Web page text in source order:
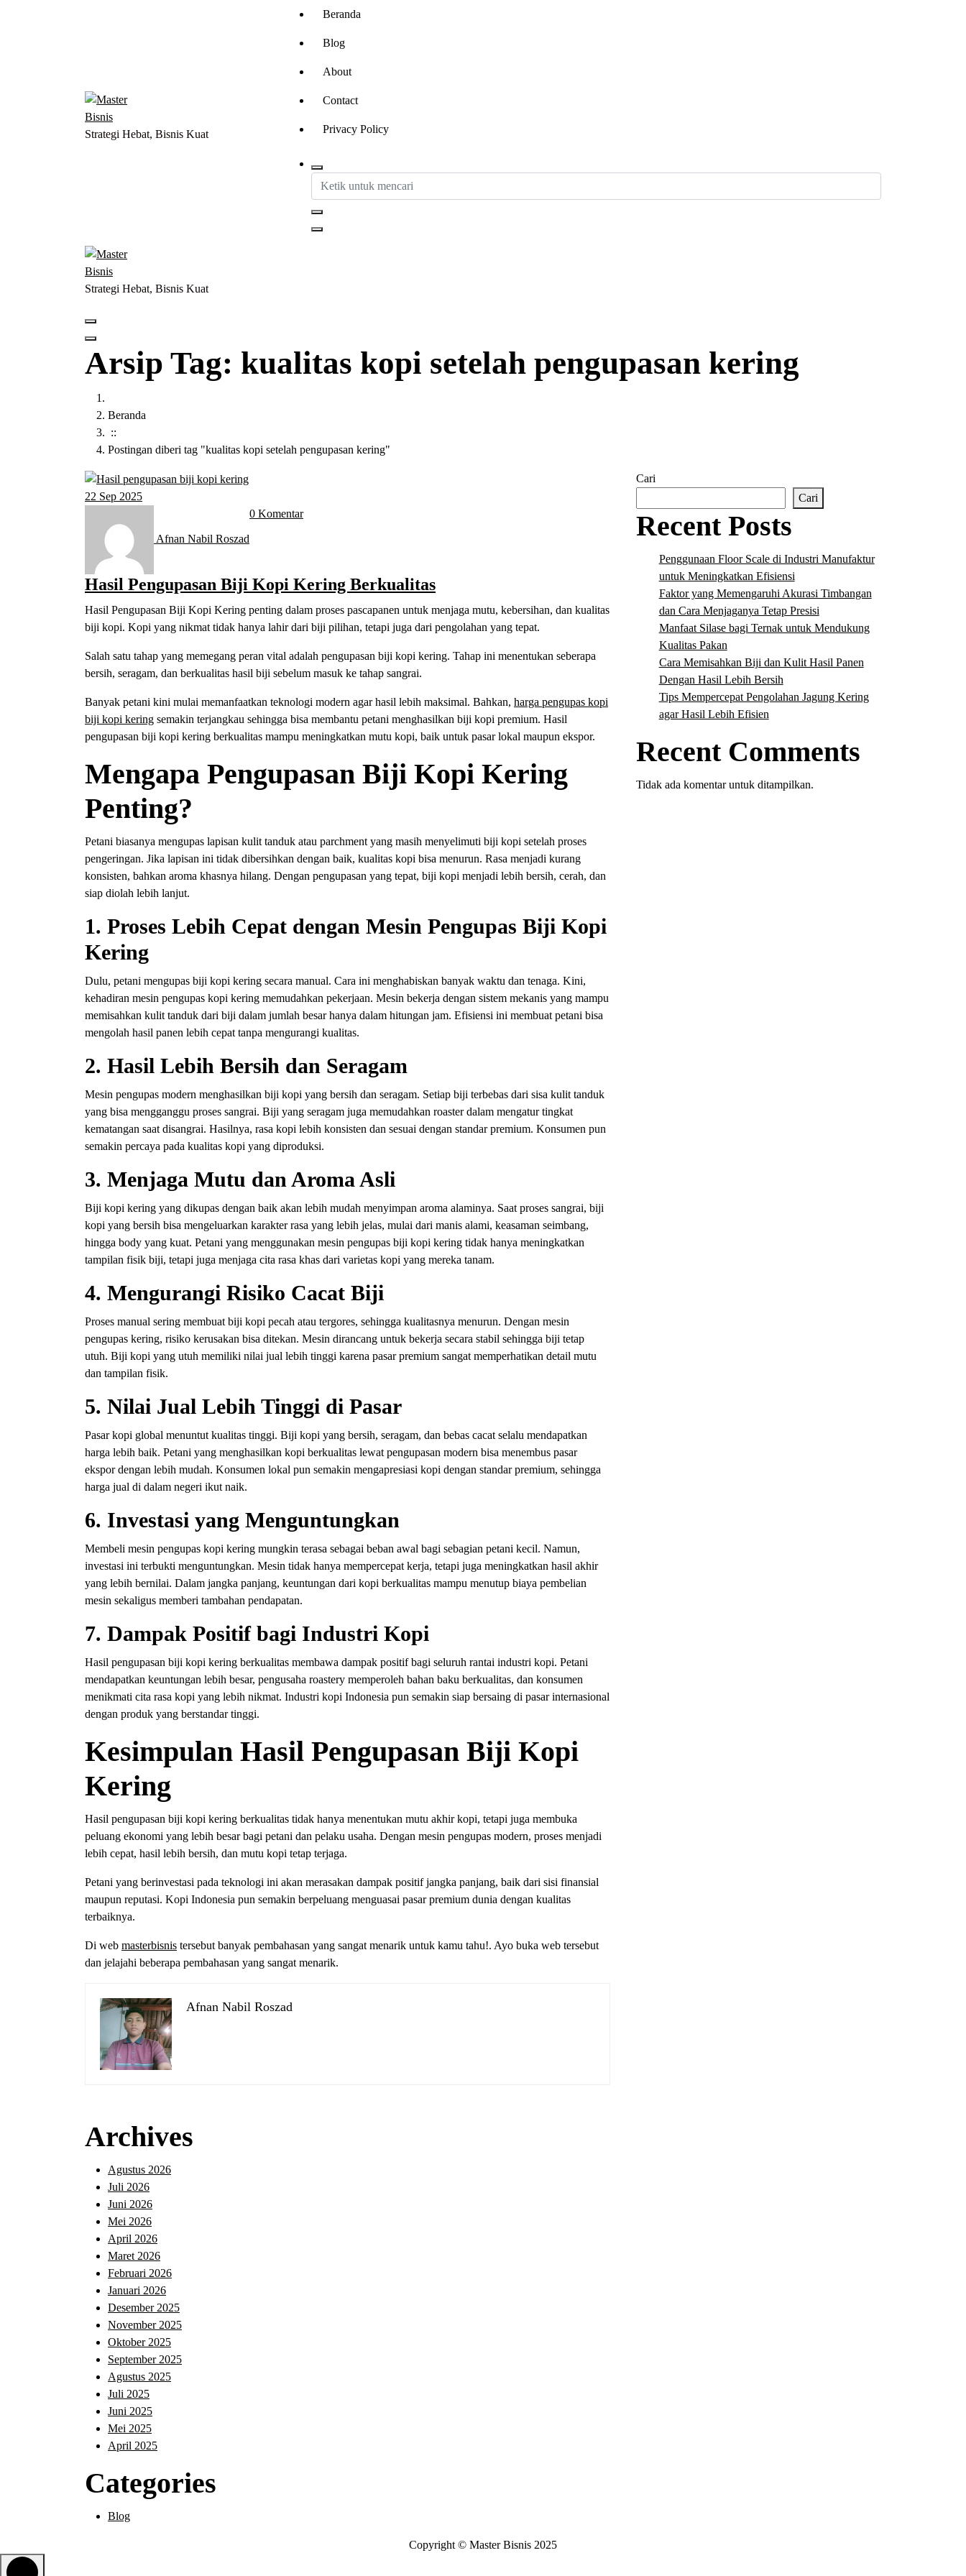
Strategi Hebat, Bisnis Kuat
Beranda
Blog
About
Contact
Privacy Policy
Strategi Hebat, Bisnis Kuat
Arsip Tag: kualitas kopi setelah pengupasan kering
Beranda
::
Postingan diberi tag "kualitas kopi setelah pengupasan kering"
22 Sep 2025
Afnan Nabil Roszad
0 Komentar
Hasil Pengupasan Biji Kopi Kering Berkualitas
Hasil Pengupasan Biji Kopi Kering penting dalam proses pascapanen untuk menjaga mutu, kebersihan, dan kualitas
biji kopi. Kopi yang nikmat tidak hanya lahir dari biji pilihan, tetapi juga dari pengolahan yang tepat.
Salah satu tahap yang memegang peran vital adalah pengupasan biji kopi kering. Tahap ini menentukan seberapa
bersih, seragam, dan berkualitas hasil biji sebelum masuk ke tahap sangrai.
Banyak petani kini mulai memanfaatkan teknologi modern agar hasil lebih maksimal. Bahkan, harga pengupas kopi
biji kopi kering semakin terjangkau sehingga bisa membantu petani menghasilkan biji kopi premium. Hasil
pengupasan biji kopi kering berkualitas mampu meningkatkan mutu kopi, baik untuk pasar lokal maupun ekspor.
Mengapa Pengupasan Biji Kopi Kering
Penting?
Petani biasanya mengupas lapisan kulit tanduk atau parchment yang masih menyelimuti biji kopi setelah proses
pengeringan. Jika lapisan ini tidak dibersihkan dengan baik, kualitas kopi bisa menurun. Rasa menjadi kurang
konsisten, bahkan aroma khasnya hilang. Dengan pengupasan yang tepat, biji kopi menjadi lebih bersih, cerah, dan
siap diolah lebih lanjut.
1. Proses Lebih Cepat dengan Mesin Pengupas Biji Kopi
Kering
Dulu, petani mengupas biji kopi kering secara manual. Cara ini menghabiskan banyak waktu dan tenaga. Kini,
kehadiran mesin pengupas kopi kering memudahkan pekerjaan. Mesin bekerja dengan sistem mekanis yang mampu
memisahkan kulit tanduk dari biji dalam jumlah besar hanya dalam hitungan jam. Efisiensi ini membuat petani bisa
mengolah hasil panen lebih cepat tanpa mengurangi kualitas.
2. Hasil Lebih Bersih dan Seragam
Mesin pengupas modern menghasilkan biji kopi yang bersih dan seragam. Setiap biji terbebas dari sisa kulit tanduk
yang bisa mengganggu proses sangrai. Biji yang seragam juga memudahkan roaster dalam mengatur tingkat
kematangan saat disangrai. Hasilnya, rasa kopi lebih konsisten dan sesuai dengan standar premium. Konsumen pun
semakin percaya pada kualitas kopi yang diproduksi.
3. Menjaga Mutu dan Aroma Asli
Biji kopi kering yang dikupas dengan baik akan lebih mudah menyimpan aroma alaminya. Saat proses sangrai, biji
kopi yang bersih bisa mengeluarkan karakter rasa yang lebih jelas, mulai dari manis alami, keasaman seimbang,
hingga body yang kuat. Petani yang menggunakan mesin pengupas biji kopi kering tidak hanya meningkatkan
tampilan fisik biji, tetapi juga menjaga cita rasa khas dari varietas kopi yang mereka tanam.
4. Mengurangi Risiko Cacat Biji
Proses manual sering membuat biji kopi pecah atau tergores, sehingga kualitasnya menurun. Dengan mesin
pengupas kering, risiko kerusakan bisa ditekan. Mesin dirancang untuk bekerja secara stabil sehingga biji tetap
utuh. Biji kopi yang utuh memiliki nilai jual lebih tinggi karena pasar premium sangat memperhatikan detail mutu
dan tampilan fisik.
5. Nilai Jual Lebih Tinggi di Pasar
Pasar kopi global menuntut kualitas tinggi. Biji kopi yang bersih, seragam, dan bebas cacat selalu mendapatkan
harga lebih baik. Petani yang menghasilkan kopi berkualitas lewat pengupasan modern bisa menembus pasar
ekspor dengan lebih mudah. Konsumen lokal pun semakin mengapresiasi kopi dengan standar premium, sehingga
harga jual di dalam negeri ikut naik.
6. Investasi yang Menguntungkan
Membeli mesin pengupas kopi kering mungkin terasa sebagai beban awal bagi sebagian petani kecil. Namun,
investasi ini terbukti menguntungkan. Mesin tidak hanya mempercepat kerja, tetapi juga meningkatkan hasil akhir
yang lebih bernilai. Dalam jangka panjang, keuntungan dari kopi berkualitas mampu menutup biaya pembelian
mesin sekaligus memberi tambahan pendapatan.
7. Dampak Positif bagi Industri Kopi
Hasil pengupasan biji kopi kering berkualitas membawa dampak positif bagi seluruh rantai industri kopi. Petani
mendapatkan keuntungan lebih besar, pengusaha roastery memperoleh bahan baku berkualitas, dan konsumen
menikmati cita rasa kopi yang lebih nikmat. Industri kopi Indonesia pun semakin siap bersaing di pasar internasional
dengan produk yang berstandar tinggi.
Kesimpulan Hasil Pengupasan Biji Kopi
Kering
Hasil pengupasan biji kopi kering berkualitas tidak hanya menentukan mutu akhir kopi, tetapi juga membuka
peluang ekonomi yang lebih besar bagi petani dan pelaku usaha. Dengan mesin pengupas modern, proses menjadi
lebih cepat, hasil lebih bersih, dan mutu kopi tetap terjaga.
Petani yang berinvestasi pada teknologi ini akan merasakan dampak positif jangka panjang, baik dari sisi finansial
maupun reputasi. Kopi Indonesia pun semakin berpeluang menguasai pasar premium dunia dengan kualitas
terbaiknya.
Di web masterbisnis tersebut banyak pembahasan yang sangat menarik untuk kamu tahu!. Ayo buka web tersebut
dan jelajahi beberapa pembahasan yang sangat menarik.
Afnan Nabil Roszad
Cari
Cari
Recent Posts
Penggunaan Floor Scale di Industri Manufaktur
untuk Meningkatkan Efisiensi
Faktor yang Memengaruhi Akurasi Timbangan
dan Cara Menjaganya Tetap Presisi
Manfaat Silase bagi Ternak untuk Mendukung
Kualitas Pakan
Cara Memisahkan Biji dan Kulit Hasil Panen
Dengan Hasil Lebih Bersih
Tips Mempercepat Pengolahan Jagung Kering
agar Hasil Lebih Efisien
Recent Comments
Tidak ada komentar untuk ditampilkan.
Archives
Agustus 2026
Juli 2026
Juni 2026
Mei 2026
April 2026
Maret 2026
Februari 2026
Januari 2026
Desember 2025
November 2025
Oktober 2025
September 2025
Agustus 2025
Juli 2025
Juni 2025
Mei 2025
April 2025
Categories
Blog
Copyright © Master Bisnis 2025